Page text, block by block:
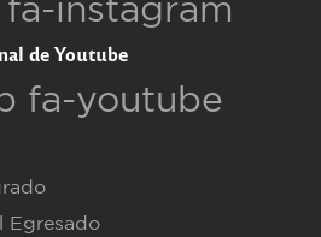
de Youtube
fa-youtube
Egresado